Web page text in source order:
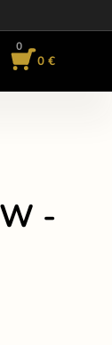
0
0 €
-